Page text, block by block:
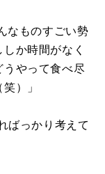
なものすごい勢
か時間がなく
やって食べ尽
）」
ばっかり考えて